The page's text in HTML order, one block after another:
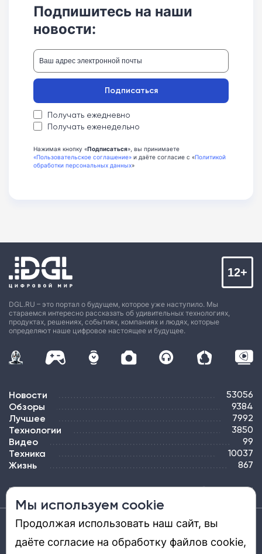
Подпишитесь на наши
новости:
Получать ежедневно
Получать еженедельно
Подписаться
Нажимая кнопку «Подписаться», вы принимаете
«Пользовательское соглашение» и даёте согласие с «Политикой
обработки персональных данных»
DGL.RU – это портал о будущем, которое уже наступило. Мы
стараемся интересно рассказать об удивительных технологиях,
продуктах, решениях, событиях, компаниях и людях, которые
определяют наше цифровое настоящее и будущее.
12+
Новости 53056
Обзоры 9384
Лучшее 7992
Технологии 3850
Видео 99
Техника 10037
Жизнь 867
ПОДПИСКА РЕКЛАМА КОНТАКТЫ КАРТА САЙТА ТЭГИ
Средство массовой информации «DGL.RU — Цифровой мир» (www.dgl.ru).
Реестровая запись средства массовой информации (СМИ) сетевого издания ЭЛ №
ФС 77 - 81669, выдано Роскомнадзором 27.08.2021. Учредитель: ООО «ДиДжиЭль».
Главный редактор: Шкред Т. В. Телефон редакции +7901-907-1590. Адрес
Мы используем cookie
Продолжая использовать наш сайт, вы
даёте согласие на обработку файлов cookie,